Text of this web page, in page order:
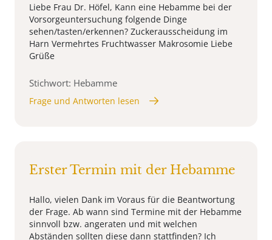
Liebe Frau Dr. Höfel, Kann eine Hebamme bei der
Vorsorgeuntersuchung folgende Dinge
sehen/tasten/erkennen? Zuckerausscheidung im
Harn Vermehrtes Fruchtwasser Makrosomie Liebe
Grüße
Stichwort: Hebamme
Frage und Antworten lesen
Erster Termin mit der Hebamme
Hallo, vielen Dank im Voraus für die Beantwortung
der Frage. Ab wann sind Termine mit der Hebamme
sinnvoll bzw. angeraten und mit welchen
Abständen sollten diese dann stattfinden? Ich